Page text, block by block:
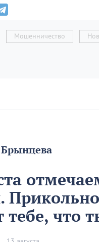
Мошенничество
Брынцева
тебе, что